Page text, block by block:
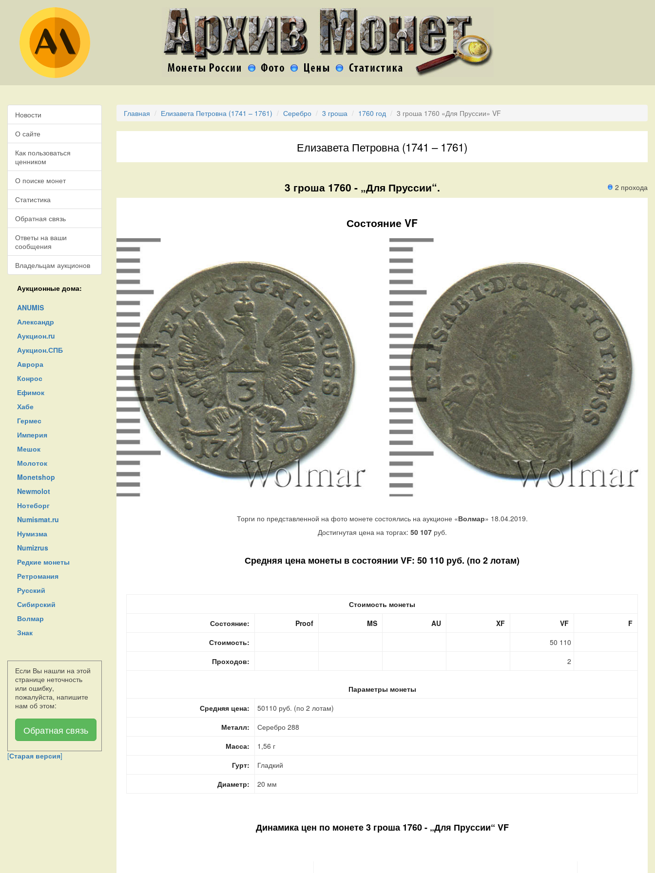
Новости
О сайте
Как пользоваться
ценником
О поиске монет
Статистика
Обратная связь
Ответы на ваши
сообщения
Владельцам аукционов
Аукционные дома:
ANUMIS
Александр
Аукцион.ru
Аукцион.СПБ
Аврора
Конрос
Ефимок
Хабе
Гермес
Империя
Мешок
Молоток
Monetshop
Newmolot
Нотеборг
Numismat.ru
Нумизма
Numizrus
Редкие монеты
Ретромания
Русский
Сибирский
Волмар
Знак
Если Вы нашли на этой
странице неточность
или ошибку,
пожалуйста, напишите
нам об этом:
Обратная связь
[Старая версия]
Главная Елизавета Петровна (1741 – 1761) Серебро 3 гроша 1760 год 3 гроша 1760 «Для Пруссии» VF
Елизавета Петровна (1741 – 1761)
2 прохода
3 гроша 1760 - „Для Пруссии“.
Состояние VF
Торги по представленной на фото монете состоялись на аукционе «Волмар» 18.04.2019.
Достигнутая цена на торгах: 50 107руб.
Средняя цена монеты в состоянии VF: 50 110 руб. (по 2 лотам)
Стоимость монеты
Состояние:
Proof MS AU XF VF
F
Стоимость:
50 110
Проходов:
2
Параметры монеты
Средняя цена:
50110 руб. (по 2 лотам)
Металл:
Серебро 288
Масса:
1,56 г
Гурт:
Гладкий
Диаметр:
20 мм
Динамика цен по монете3 гроша 1760 - „Для Пруссии“ VF